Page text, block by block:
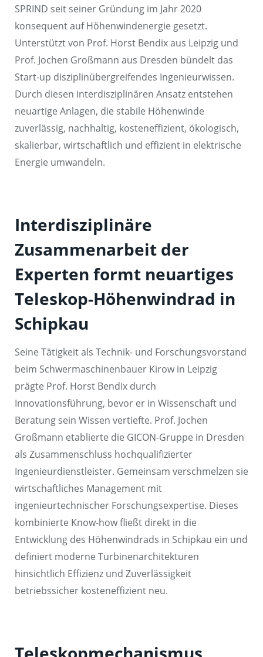
SPRIND seit seiner Gründung im Jahr 2020
konsequent auf Höhenwindenergie gesetzt.
Unterstützt von Prof. Horst Bendix aus Leipzig und
Prof. Jochen Großmann aus Dresden bündelt das
Start-up disziplinübergreifendes Ingenieurwissen.
Durch diesen interdisziplinären Ansatz entstehen
neuartige Anlagen, die stabile Höhenwinde
zuverlässig, nachhaltig, kosteneffizient, ökologisch,
skalierbar, wirtschaftlich und effizient in elektrische
Energie umwandeln.
Interdisziplinäre
Zusammenarbeit der
Experten formt neuartiges
Teleskop-Höhenwindrad in
Schipkau
Seine Tätigkeit als Technik- und Forschungsvorstand
beim Schwermaschinenbauer Kirow in Leipzig
prägte Prof. Horst Bendix durch
Innovationsführung, bevor er in Wissenschaft und
Beratung sein Wissen vertiefte. Prof. Jochen
Großmann etablierte die GICON-Gruppe in Dresden
als Zusammenschluss hochqualifizierter
Ingenieurdienstleister. Gemeinsam verschmelzen sie
wirtschaftliches Management mit
ingenieurtechnischer Forschungsexpertise. Dieses
kombinierte Know-how fließt direkt in die
Entwicklung des Höhenwindrads in Schipkau ein und
definiert moderne Turbinenarchitekturen
hinsichtlich Effizienz und Zuverlässigkeit
betriebssicher kosteneffizient neu.